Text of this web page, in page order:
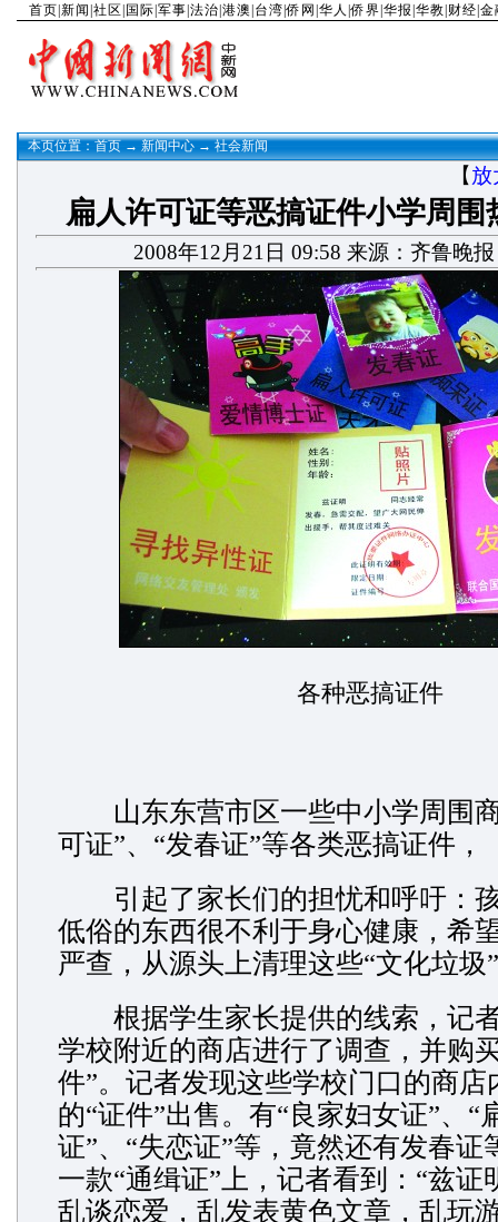
首页 新闻 社区 国际 军事 法治 港澳 台湾 |侨网 华人 |侨界 华报 华教 财经 金
本页位置： 首页 → 新闻中心 → 社会新闻
【放
扁人许可证等恶搞证件小学周围
2008年12月21日 09:58 来源：齐鲁晚
各种恶搞证件
山东东营市区一些中小学周围商
可证”、“发春证”等各类恶搞证件，
引起了家长们的担忧和呼吁：
低俗的东西很不利于身心健康，希
严查，从源头上清理这些“文化垃圾
根据学生家长提供的线索，记
学校附近的商店进行了调查，并购
件”。记者发现这些学校门口的商店
的“证件”出售。有“良家妇女证”、“
证”、“失恋证”等，竟然还有发春证
一款“通缉证”上，记者看到：“兹证
乱谈恋爱，乱发表黄色文章，乱玩